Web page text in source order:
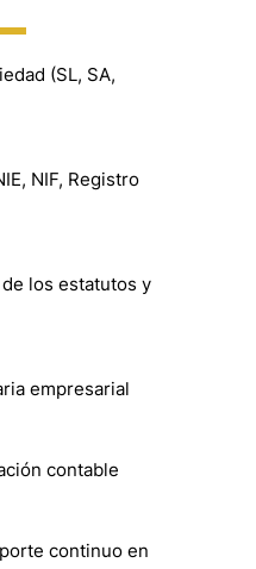
(SL, SA,
NIF, Registro
los estatutos y
empresarial
contable
continuo en